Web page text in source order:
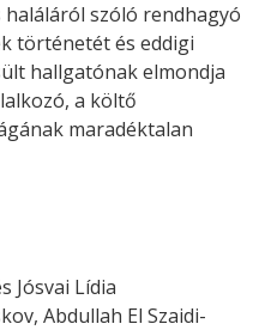
haláláról szóló rendhagyó
történetét és eddigi
hallgatónak elmondja
a költő
maradéktalan
Jósvai Lídia
Abdullah El Szaidi-